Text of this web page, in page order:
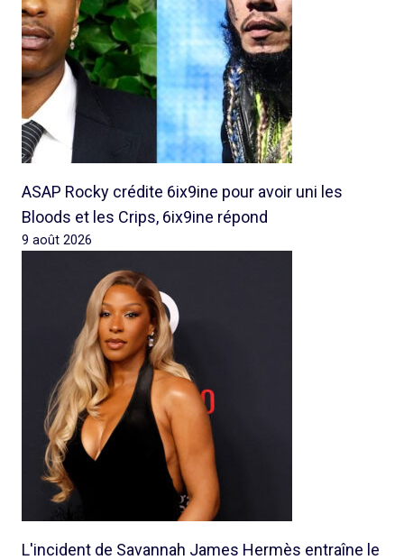
ASAP Rocky crédite 6ix9ine pour avoir uni les
Bloods et les Crips, 6ix9ine répond
9 août 2026
L'incident de Savannah James Hermès entraîne le